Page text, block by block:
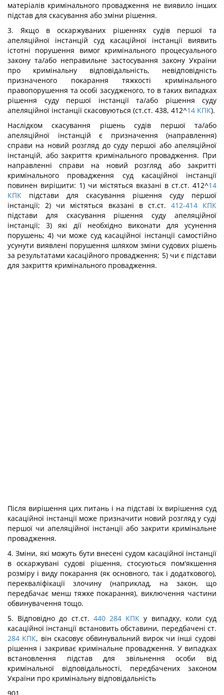
матеріалів кримінального провадження не виявило інших
підстав для скасування або зміни рішення.
3. Якщо в оскаржуваних рішеннях судів першої та
апеляційної інстанцій суд касаційної інстанції виявить
істотні порушення вимог кримінального процесуального
закону та/або неправильне застосування закону України
про кримінальну відповідальність, невідповідність
призначеного покарання тяжкості кримінального
правопорушення та особі засудженого, то в таких випадках
рішення суду першої інстанції та/або рішення суду
апеляційної інстанції скасовуються (ст.ст. 438, 412^14 КПК).
Наслідком скасування рішень судів першої та/або
апеляційної інстанцій є призначення (направлення)
справи на новий розгляд до суду першої або апеляційної
інстанцій, або закриття кримінального провадження. При
направленні справи на новий розгляд або закритті
кримінального провадження суд касаційної інстанції
повинен вирішити: 1) чи містяться вказані в ст.ст. 412^14
КПК підстави для скасування рішення суду першої
інстанції; 2) чи містяться вказані в ст.ст. 412-414 КПК
підстави для скасування рішення суду апеляційної
інстанції; 3) які дії необхідно виконати для усунення
порушень; 4) чи може суд касаційної інстанції самостійно
усунути виявлені порушення шляхом зміни судових рішень
за результатами касаційного провадження; 5) чи є підстави
для закриття кримінального провадження.
Після вирішення цих питань і на підставі їх вирішення суд
касаційної інстанції може призначити новий розгляд у суді
першої чи апеляційної інстанції або закрити кримінальне
провадження.
4. Зміни, які можуть бути внесені судом касаційної інстанції
в оскаржувані судові рішення, стосуються пом'якшення
розміру і виду покарання (як основного, так і додаткового),
перекваліфікації злочину (наприклад, на закон, що
передбачає менш тяжке покарання), виключення частини
обвинувачення тощо.
5. Відповідно до ст.ст. 440 284 КПК у випадку, коли суд
касаційної інстанції встановить обставини, передбачені ст.
284 КПК, він скасовує обвинувальний вирок чи інші судові
рішення і закриває кримінальне провадження. У випадках
встановлення підстав для звільнення особи від
кримінальної відповідальності, передбачених законом
України про кримінальну відповідальність